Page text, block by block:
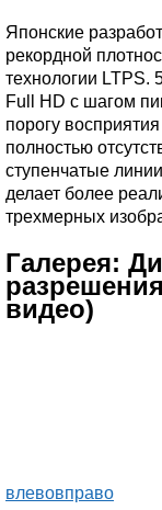
Японские
рекордной
технологии
Full HD с шагом
порогу
полностью
ступенчатые
делает более
трехмерных
Галерея:
видео)
влевовправо